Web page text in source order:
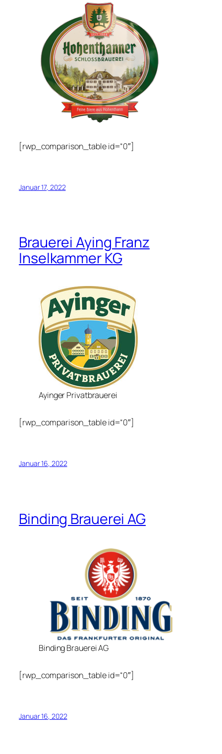
[rwp_comparison_table id=“0″]
Januar 17, 2022
Brauerei Aying Franz
Inselkammer KG
Ayinger Privatbrauerei
[rwp_comparison_table id=“0″]
Januar 16, 2022
Binding Brauerei AG
Binding Brauerei AG
[rwp_comparison_table id=“0″]
Januar 16, 2022